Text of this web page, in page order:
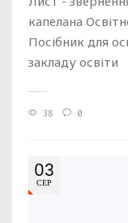
капелана
Посібник для
закладу освіти
38 0
03
СЕР